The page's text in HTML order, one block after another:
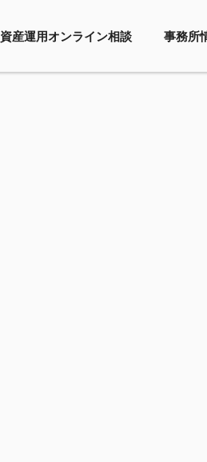
資産運用オンライン相談 事務所